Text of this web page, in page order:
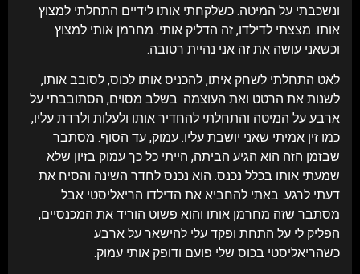
ונשכבתי על המיטה. כשלקחתי אותו לידיים התחלתי למצוץ
אותו. מצצתי לדילדו, זה הדליק אותי. מחרמן אותי למצוץ
וכשאני עושה את זה אני נהיית רטובה.
לאט התחלתי לשחק איתו, להכניס אותו לכוס, לסובב אותו,
לשנות את הרטט ואת העוצמה. בשלב מסוים, הסתובבתי על
ארבע על המיטה והתחלתי להחדיר אותו ולעלות ולרדת עליו,
כמו זין אמיתי שאני יושבת עליו. עמוק, עד הסוף. מסתבר
שבזמן הזה הוא הגיע הביתה, הייתי כל כך עמוק בזיון שלא
שמעתי אותו בכלל נכנס. הוא נכנס לחדר השינה והסיח את
דעתי לרגע. באתי להחביא את הדילדו הריאליסטי אבל
מסתבר שזה מחרמן אותו והוא פשוט הוריד את המכנסיים,
הפליק לי על התחת ופקד עלי להישאר על ארבע
כשהריאליסטי בכוס שלי פועם ודופק אותי עמוק.